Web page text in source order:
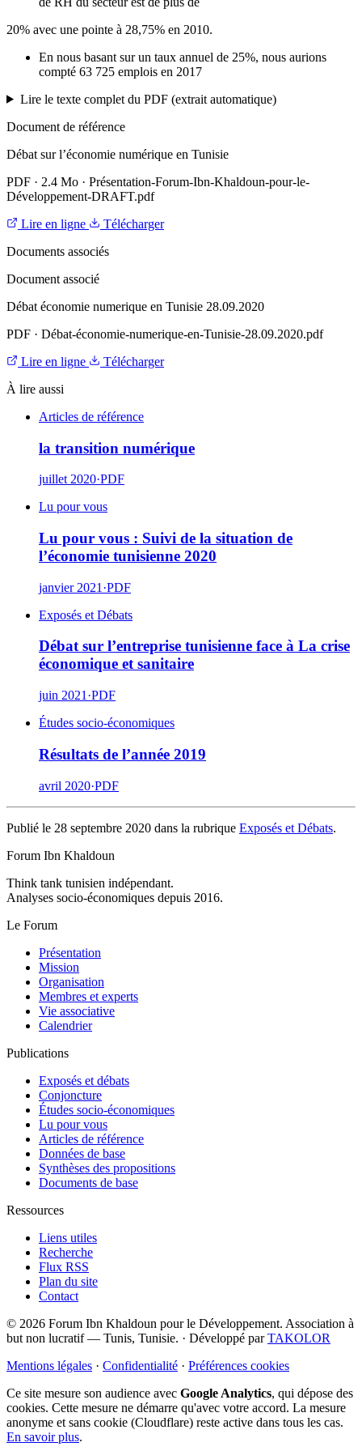
20% avec une pointe à 28,75% en 2010.
En nous basant sur un taux annuel de 25%, nous aurions
compté 63 725 emplois en 2017
Lire le texte complet du PDF (extrait automatique)
Document de référence
Débat sur l’économie numérique en Tunisie
PDF · 2.4 Mo · Présentation-Forum-Ibn-Khaldoun-pour-le-
Développement-DRAFT.pdf
Lire en ligne
Télécharger
Documents associés
Document associé
Débat économie numerique en Tunisie 28.09.2020
PDF · Débat-économie-numerique-en-Tunisie-28.09.2020.pdf
Lire en ligne
Télécharger
À lire aussi
Articles de référence
la transition numérique
juillet 2020·PDF
Lu pour vous
Lu pour vous : Suivi de la situation de
l’économie tunisienne 2020
janvier 2021 ·PDF
Exposés et Débats
Débat sur l’entreprise tunisienne face à La crise
économique et sanitaire
juin 2021 ·PDF
Études socio-économiques
Résultats de l’année 2019
avril 2020·PDF
Publié le 28 septembre 2020 dans la rubrique Exposés et Débats.
Forum Ibn Khaldoun
Think tank tunisien indépendant.
Analyses socio-économiques depuis 2016.
Le Forum
Présentation
Mission
Organisation
Membres et experts
Vie associative
Calendrier
Publications
Exposés et débats
Conjoncture
Études socio-économiques
Lu pour vous
Articles de référence
Données de base
Synthèses des propositions
Documents de base
Ressources
Liens utiles
Recherche
Flux RSS
Plan du site
Contact
© 2026 Forum Ibn Khaldoun pour le Développement. Association à
but non lucratif — Tunis, Tunisie. · Développé parTAKOLOR
Mentions légales · Confidentialité · Préférences cookies
Ce site mesure son audience avec Google Analytics, qui dépose des
cookies. Cette mesure ne démarre qu'avec votre accord. La mesure
anonyme et sans cookie (Cloudflare) reste active dans tous les cas.
En savoir plus.